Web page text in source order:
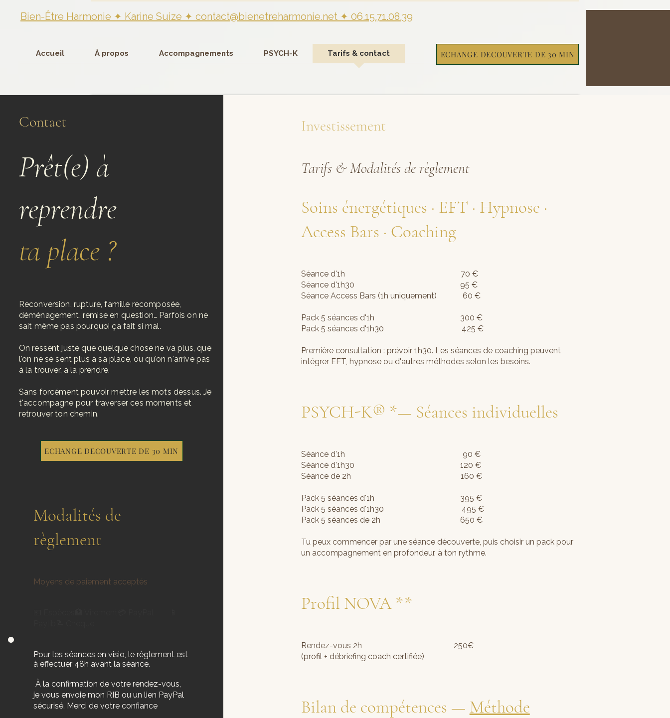
Bien-Être Harmonie ✦ Karine Suize ✦ contact@bienetreharmonie.net ✦ 06.15.71.08.39
Accueil À propos Accompagnements PSYCH-K Tarifs & contact ECHANGE DECOUVERTE DE 30 MIN
Contact
Prêt(e) à
reprendre
ta place ?
Reconversion, rupture, famille recomposée,
déménagement, remise en question… Parfois on ne
sait même pas pourquoi ça fait si mal.
On ressent juste que quelque chose ne va plus, que
l'on ne se sent plus à sa place, ou qu'on n'arrive pas
à la trouver, à la prendre.
Sans forcément pouvoir mettre les mots dessus. Je
t'accompagne pour traverser ces moments et
retrouver ton chemin.
ECHANGE DECOUVERTE DE 30 MIN
Modalités de
règlement
Moyens de paiement acceptés
Pour les séances en visio, le règlement est
à effectuer 48h avant la séance.
À la confirmation de votre rendez-vous,
je vous envoie mon RIB ou un lien PayPal
sécurisé. Merci de votre confiance
Investissement
Tarifs & Modalités de règlement
Soins énergétiques · EFT · Hypnose ·
Access Bars · Coaching
Séance d'1h 70 €
Séance d'1h30 95 €
Séance Access Bars (1h uniquement) 60 €
Pack 5 séances d'1h 300 €
Pack 5 séances d'1h30 425 €
Première consultation : prévoir 1h30. Les séances de coaching peuvent
intégrer EFT, hypnose ou d'autres méthodes selon les besoins.
PSYCH-K® *— Séances individuelles
Séance d'1h 90 €
Séance d'1h30 120 €
Séance de 2h 160 €
Pack 5 séances d'1h 395 €
Pack 5 séances d'1h30 495 €
Pack 5 séances de 2h 650 €
Tu peux commencer par une séance découverte, puis choisir un pack pour
un accompagnement en profondeur, à ton rythme.
Profil NOVA **
Rendez-vous 2h 250€
(profil + débriefing coach certifiée)
Bilan de compétences — Méthode